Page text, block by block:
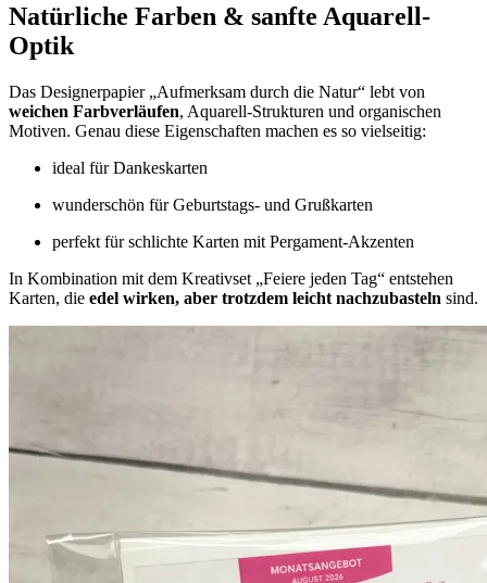
Natürliche Farben & sanfte Aquarell-
Optik
Das Designerpapier „Aufmerksam durch die Natur“ lebt von
weichen Farbverläufen, Aquarell-Strukturen und organischen
Motiven. Genau diese Eigenschaften machen es so vielseitig:
ideal für Dankeskarten
wunderschön für Geburtstags- und Grußkarten
perfekt für schlichte Karten mit Pergament-Akzenten
In Kombination mit dem Kreativset „Feiere jeden Tag“ entstehen
Karten, die edel wirken, aber trotzdem leicht nachzubasteln sind.